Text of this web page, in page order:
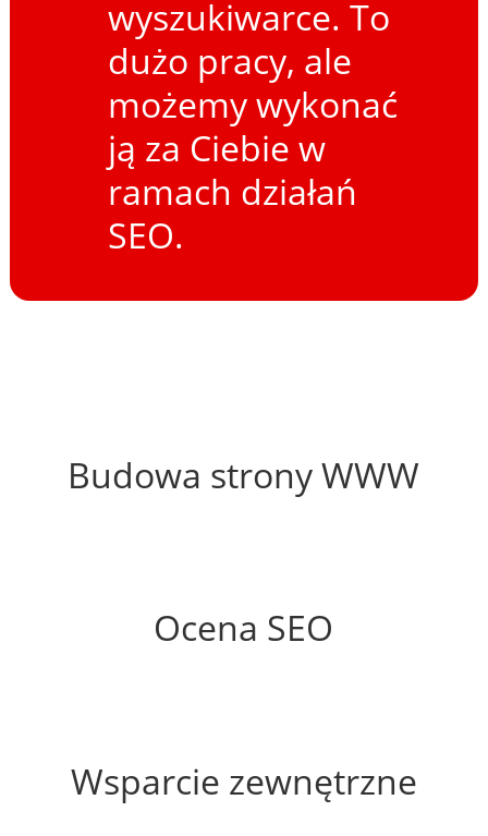
wyszukiwarce. To
dużo pracy, ale
możemy wykonać
ją za Ciebie w
ramach działań
SEO.
Budowa strony WWW
Ocena SEO
Wsparcie zewnętrzne